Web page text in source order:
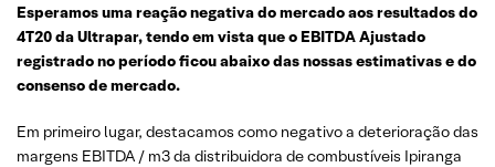
Esperamos uma reação negativa do mercado aos resultados do
4T20 da Ultrapar, tendo em vista que o EBITDA Ajustado
registrado no período ficou abaixo das nossas estimativas e do
consenso de mercado.
Em primeiro lugar, destacamos como negativo a deterioração das
margens EBITDA / m3 da distribuidora de combustíveis Ipiranga